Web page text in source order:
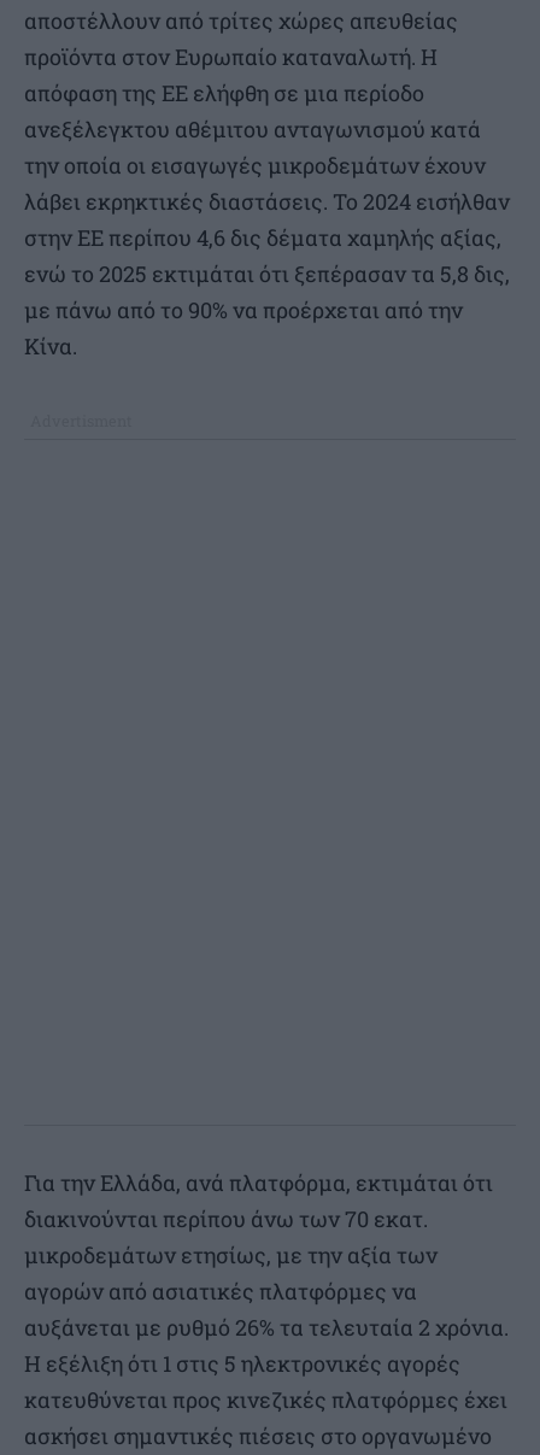
αποστέλλουν από τρίτες χώρες απευθείας
προϊόντα στον Ευρωπαίο καταναλωτή. Η
απόφαση της ΕΕ ελήφθη σε μια περίοδο
ανεξέλεγκτου αθέμιτου ανταγωνισμού κατά
την οποία οι εισαγωγές μικροδεμάτων έχουν
λάβει εκρηκτικές διαστάσεις. Το 2024 εισήλθαν
στην ΕΕ περίπου 4,6 δις δέματα χαμηλής αξίας,
ενώ το 2025 εκτιμάται ότι ξεπέρασαν τα 5,8 δις,
με πάνω από το 90% να προέρχεται από την
Κίνα.
Για την Ελλάδα, ανά πλατφόρμα, εκτιμάται ότι
διακινούνται περίπου άνω των 70 εκατ.
μικροδεμάτων ετησίως, με την αξία των
αγορών από ασιατικές πλατφόρμες να
αυξάνεται με ρυθμό 26% τα τελευταία 2 χρόνια.
Η εξέλιξη ότι 1 στις 5 ηλεκτρονικές αγορές
κατευθύνεται προς κινεζικές πλατφόρμες έχει
ασκήσει σημαντικές πιέσεις στο οργανωμένο